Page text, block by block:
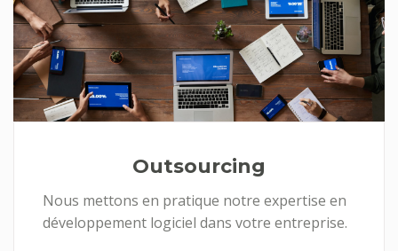
Outsourcing
Nous mettons en pratique notre expertise en
développement logiciel dans votre entreprise.